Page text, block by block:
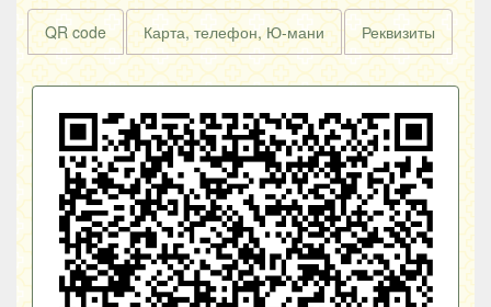
QR code Карта, телефон, Ю-мани Реквизиты